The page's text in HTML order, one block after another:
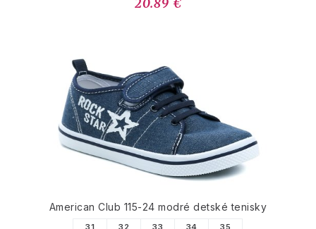
20.89 €
American Club 115-24 modré detské tenisky
31 32 33 34 35